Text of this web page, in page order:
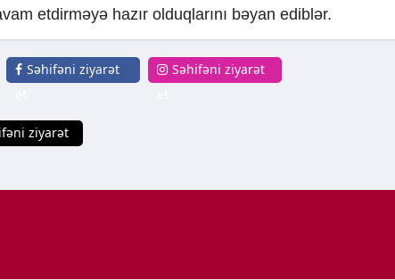
etdirməyə hazır olduqlarını bəyan ediblər.
Səhifəni ziyarət
Səhifəni ziyarət
ziyarət